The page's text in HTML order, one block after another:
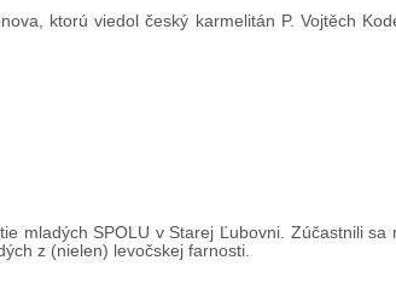
ktorú viedol český karmelitán P. Vojtěch
mladých SPOLU v Starej Ľubovni. Zúčastnili sa
z (nielen) levočskej farnosti.